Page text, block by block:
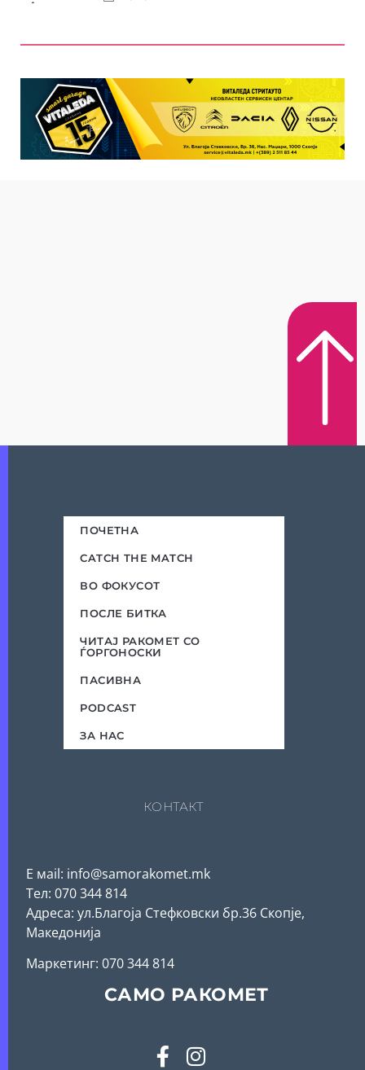
ПОЧЕТНА
CATCH THE MATCH
ВО ФОКУСОТ
ПОСЛЕ БИТКА
ЧИТАЈ РАКОМЕТ СО
ЃОРГОНОСКИ
ПАСИВНА
PODCAST
ЗА НАС
КОНТАКТ
Е мail: info@samorakomet.mk
Тел: 070 344 814
Адреса: ул.Благоја Стефковски бр.36 Скопје,
Македонија
Mаркетинг: 070 344 814
САМО РАКОМЕТ